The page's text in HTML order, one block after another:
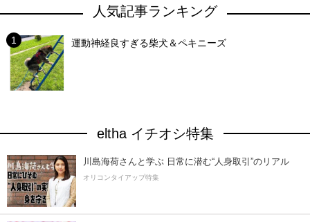
人気記事ランキング
運動神経良すぎる柴犬＆ペキニーズ
eltha イチオシ特集
川島海荷さんと学ぶ 日常に潜む“人身取引”のリアル
オリコンタイアップ特集